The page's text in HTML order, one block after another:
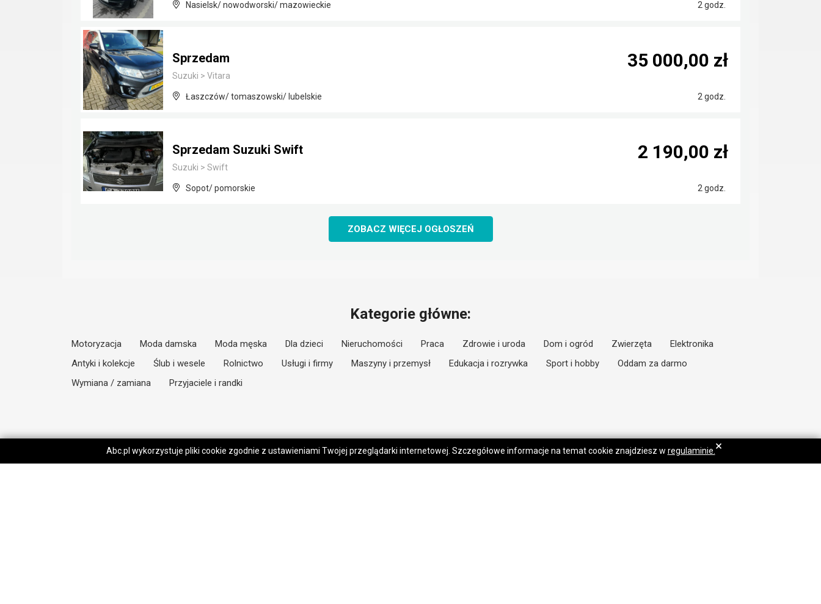
Nasielsk/ nowodworski/ mazowieckie 2 godz.
Sprzedam
Suzuki > Vitara
Łaszczów/ tomaszowski/ lubelskie 2 godz.
35 000,00 zł
Sprzedam Suzuki Swift
Suzuki > Swift
Sopot/ pomorskie 2 godz.
2 190,00 zł
ZOBACZ WIĘCEJ OGŁOSZEŃ
Kategorie główne:
Motoryzacja Moda damska Moda męska Dla dzieci Nieruchomości Praca Zdrowie i uroda Dom i ogród Zwierzęta
Elektronika
Antyki i kolekcje
Ślub i wesele Rolnictwo Usługi i firmy Maszyny i przemysł Edukacja i rozrywka Sport i hobby
Oddam za darmo
Wymiana / zamiana
Przyjaciele i randki
Abc.pl wykorzystuje pliki cookie zgodnie z ustawieniami Twojej przeglądarki internetowej. Szczegółowe informacje na temat cookie znajdziesz w regulaminie. ×